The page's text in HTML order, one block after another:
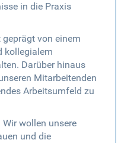
in die Praxis
von einem
kollegialem
Darüber hinaus
Mitarbeitenden
Arbeitsumfeld zu
wollen unsere
und die